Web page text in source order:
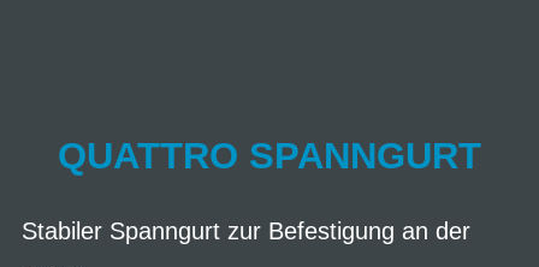
QUATTRO SPANNGURT
Stabiler Spanngurt zur Befestigung an der